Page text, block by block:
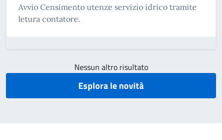
Avvio Censimento utenze servizio idrico tramite
letura contatore.
Nessun altro risultato
Esplora le novità